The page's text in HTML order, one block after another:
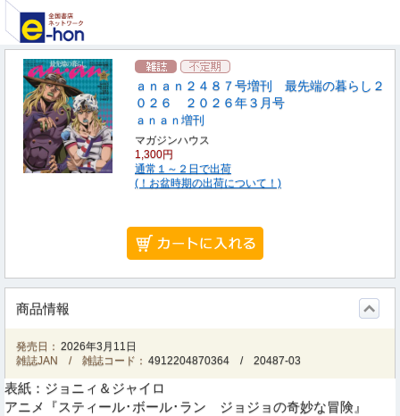
ａｎａｎ２４８７号増刊 最先端の暮らし２
０２６ ２０２６年３月号
ａｎａｎ増刊
マガジンハウス
1,300円
通常１～２日で出荷
(！お盆時期の出荷について！)
商品情報
発売日： 2026年3月11日
雑誌JAN / 雑誌コード： 4912204870364 /20487-03
表紙：ジョニィ＆ジャイロ
アニメ『スティール･ボール･ラン ジョジョの奇妙な冒険』